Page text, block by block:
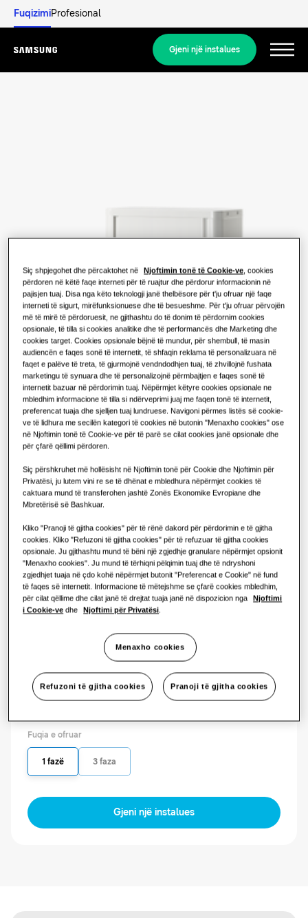
FuqizimiProfesional
Menu
Gjeni një instalues
Çfarë është pompa e ngrohjes dhe si
Përfitimet e pompës së ngrohjes
Çfarë është kondicioneri dhe si
funksionon?
ZGJIDHJET KOMERCIALE
Hotele
Dyqanet
Restorante
Zyra
One Samsung
Zgjidhjet e pompës së ngrohjes
ZGJIDHJE PËR NDËRTESA KOMERCIALE
Zgjidhjet e kondicionerit
Komandat
Produktet
Produktet
Produktet Hero
Rreth Samsung
KAPACITETI : 25.0KW
Hidronjësia (temperaturë e lartë)
Fuqia e ofruar
1 fazë 3 faza
Gjeni një instalues
Siç shpjegohet dhe përcaktohet në Njoftimin tonë të Cookie-ve, cookies
përdoren në këtë faqe interneti për të ruajtur dhe përdorur informacionin në
pajisjen tuaj. Disa nga këto teknologji janë thelbësore për t'ju ofruar një faqe
interneti të sigurt, mirëfunksionuese dhe të besueshme. Për t'ju ofruar përvojën
më të mirë të përdoruesit, ne gjithashtu do të donim të përdornim cookies
opsionale, të tilla si cookies analitike dhe të performancës dhe Marketing dhe
cookies target. Cookies opsionale bëjnë të mundur, për shembull, të masin
audiencën e faqes sonë të internetit, të shfaqin reklama të personalizuara në
faqet e palëve të treta, të gjurmojnë vendndodhjen tuaj, të zhvillojnë fushata
marketingu të synuara dhe të personalizojnë përmbajtjen e faqes sonë të
internetit bazuar në përdorimin tuaj. Nëpërmjet këtyre cookies opsionale ne
mbledhim informacione të tilla si ndërveprimi juaj me faqen tonë të internetit,
preferencat tuaja dhe sjelljen tuaj lundruese. Navigoni përmes listës së cookie-
ve të lidhura me secilën kategori të cookies në butonin "Menaxho cookies" ose
në Njoftimin tonë të Cookie-ve për të parë se cilat cookies janë opsionale dhe
për çfarë qëllimi përdoren.
Siç përshkruhet më hollësisht në Njoftimin tonë për Cookie dhe Njoftimin për
Privatësi, ju lutem vini re se të dhënat e mbledhura nëpërmjet cookies të
caktuara mund të transferohen jashtë Zonës Ekonomike Evropiane dhe
Mbretërisë së Bashkuar.
Kliko "Pranoji të gjitha cookies" për të rënë dakord për përdorimin e të gjitha
cookies. Kliko "Refuzoni të gjitha cookies" për të refuzuar të gjitha cookies
opsionale. Ju gjithashtu mund të bëni një zgjedhje granulare nëpërmjet opsionit
"Menaxho cookies". Ju mund të tërhiqni pëlqimin tuaj dhe të ndryshoni
zgjedhjet tuaja në çdo kohë nëpërmjet butonit "Preferencat e Cookie" në fund
të faqes së internetit. Informacione të mëtejshme se çfarë cookies mbledhim,
për cilat qëllime dhe cilat janë të drejtat tuaja janë në dispozicion nga
Njoftimi
i Cookie-ve dhe Njoftimi për Privatësi.
Menaxho cookies
Refuzoni të gjitha cookies Pranoji të gjitha cookies